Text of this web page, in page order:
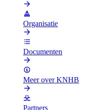
Organisatie
Documenten
Meer over KNHB
Partners